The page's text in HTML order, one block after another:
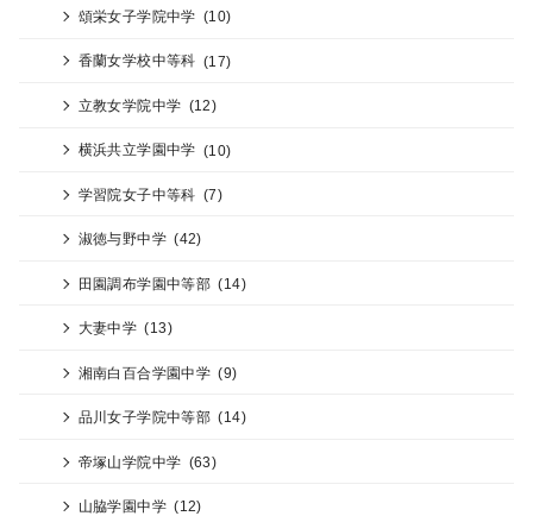
頌栄女子学院中学 (10)
香蘭女学校中等科 (17)
立教女学院中学 (12)
横浜共立学園中学 (10)
学習院女子中等科 (7)
淑徳与野中学 (42)
田園調布学園中等部 (14)
大妻中学 (13)
湘南白百合学園中学 (9)
品川女子学院中等部 (14)
帝塚山学院中学 (63)
山脇学園中学 (12)